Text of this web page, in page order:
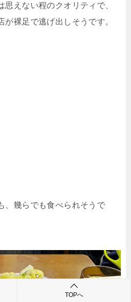
えない程のクオリティで、
が裸足で逃げ出しそうです。
、幾らでも食べられそうで
TOPへ